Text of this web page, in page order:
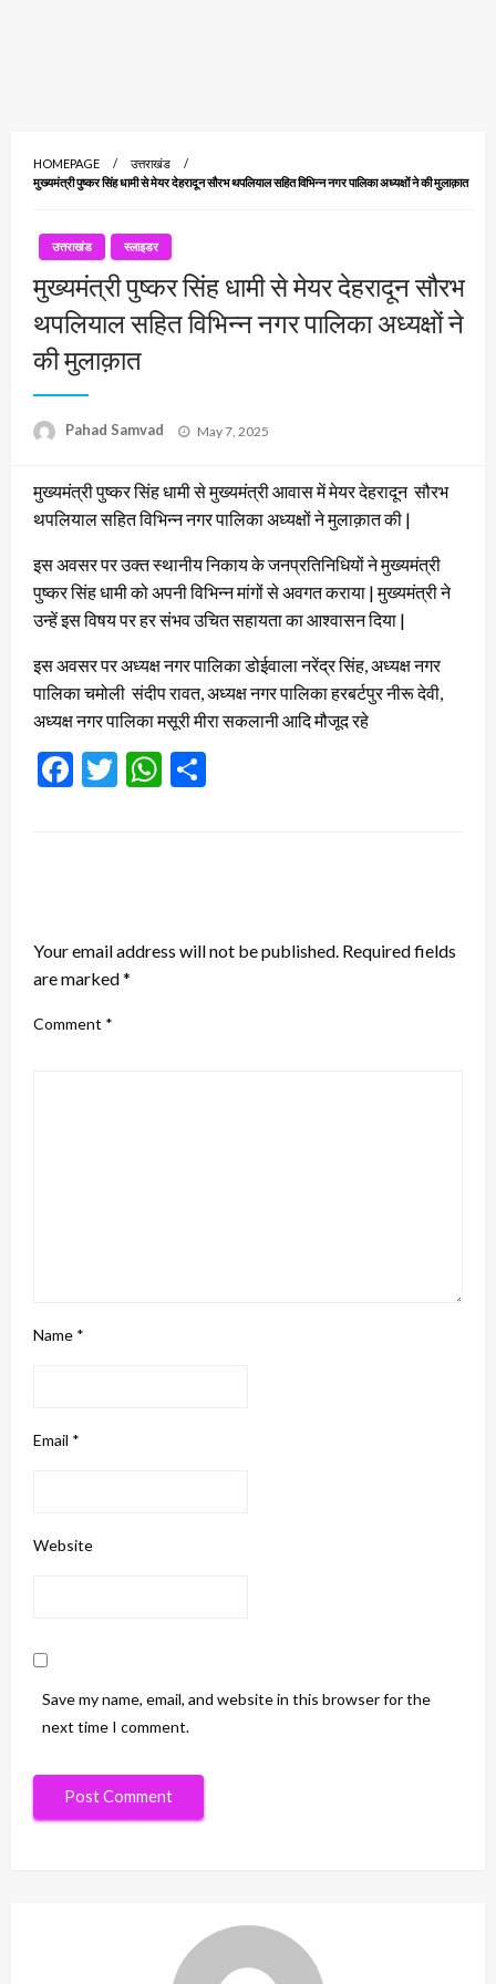
HOMEPAGE
उत्तराखंड
मुख्यमंत्री पुष्कर सिंह धामी से मेयर देहरादून सौरभ थपलियाल सहित विभिन्न नगर पालिका अध्यक्षों ने की मुलाक़ात
उत्तराखंड स्लाइडर
मुख्यमंत्री पुष्कर सिंह धामी से मेयर देहरादून सौरभ
थपलियाल सहित विभिन्न नगर पालिका अध्यक्षों ने
की मुलाक़ात
Pahad Samvad
Posted
May 7, 2025
मुख्यमंत्री पुष्कर सिंह धामी से मुख्यमंत्री आवास में मेयर देहरादून सौरभ
थपलियाल सहित विभिन्न नगर पालिका अध्यक्षों ने मुलाक़ात की |
इस अवसर पर उक्त स्थानीय निकाय के जनप्रतिनिधियों ने मुख्यमंत्री
पुष्कर सिंह धामी को अपनी विभिन्न मांगों से अवगत कराया | मुख्यमंत्री ने
उन्हें इस विषय पर हर संभव उचित सहायता का आश्वासन दिया |
इस अवसर पर अध्यक्ष नगर पालिका डोईवाला नरेंद्र सिंह, अध्यक्ष नगर
पालिका चमोली संदीप रावत, अध्यक्ष नगर पालिका हरबर्टपुर नीरू देवी,
अध्यक्ष नगर पालिका मसूरी मीरा सकलानी आदि मौजूद रहे
Facebook
TwitterWhatsApp
Your email address will not be published. Required fields
are marked*
Comment *
Name *
Email *
Website
Save my name, email, and website in this browser for the
next time I comment.